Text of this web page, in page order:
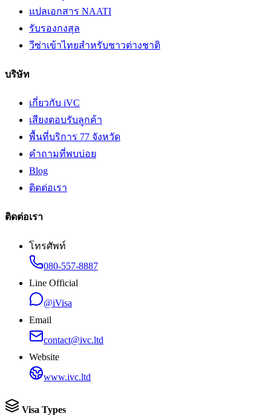
แปลเอกสาร NAATI
รับรองกงสุล
วีซ่าเข้าไทยสำหรับชาวต่างชาติ
บริษัท
เกี่ยวกับ iVC
เสียงตอบรับลูกค้า
พื้นที่บริการ 77 จังหวัด
คำถามที่พบบ่อย
Blog
ติดต่อเรา
ติดต่อเรา
โทรศัพท์
080-557-8887
Line Official
@iVisa
Email
contact@ivc.ltd
Website
www.ivc.ltd
Visa Types